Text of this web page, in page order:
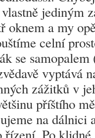
jediným
oknem a my
celní
se
vyptává
zážitků v
příštího
na dálnici